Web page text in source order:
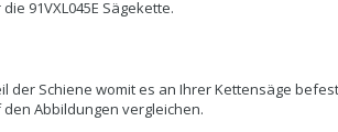
91VXL045E Sägekette.
Schiene womit es an Ihrer Kettensäge
Abbildungen vergleichen.